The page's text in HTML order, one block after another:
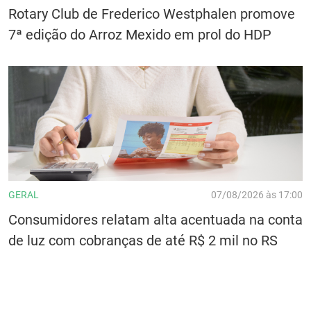
Rotary Club de Frederico Westphalen promove
7ª edição do Arroz Mexido em prol do HDP
GERAL 07/08/2026 às 17:00
Consumidores relatam alta acentuada na conta
de luz com cobranças de até R$ 2 mil no RS